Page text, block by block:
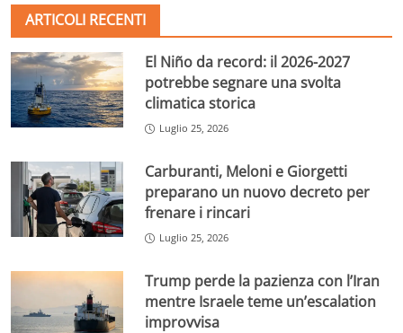
ARTICOLI RECENTI
El Niño da record: il 2026-2027
potrebbe segnare una svolta
climatica storica
Luglio 25, 2026
Carburanti, Meloni e Giorgetti
preparano un nuovo decreto per
frenare i rincari
Luglio 25, 2026
Trump perde la pazienza con l’Iran
mentre Israele teme un’escalation
improvvisa